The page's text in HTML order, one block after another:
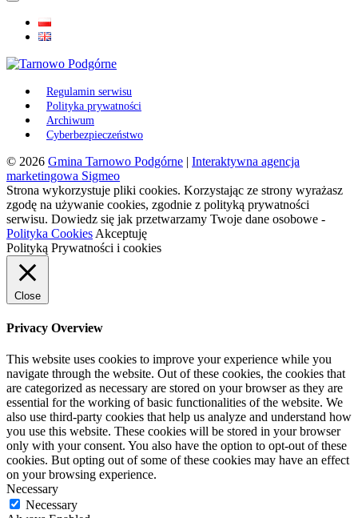
Regulamin serwisu
Polityka prywatności
Archiwum
Cyberbezpieczeństwo
© 2026 Gmina Tarnowo Podgórne | Interaktywna agencja
marketingowa Sigmeo
Strona wykorzystuje pliki cookies. Korzystając ze strony wyrażasz
zgodę na używanie cookies, zgodnie z polityką prywatności
serwisu. Dowiedz się jak przetwarzamy Twoje dane osobowe -
Polityka Cookies Akceptuję
Polityką Prywatności i cookies
Close
Privacy Overview
This website uses cookies to improve your experience while you
navigate through the website. Out of these cookies, the cookies that
are categorized as necessary are stored on your browser as they are
essential for the working of basic functionalities of the website. We
also use third-party cookies that help us analyze and understand how
you use this website. These cookies will be stored in your browser
only with your consent. You also have the option to opt-out of these
cookies. But opting out of some of these cookies may have an effect
on your browsing experience.
Necessary
Necessary